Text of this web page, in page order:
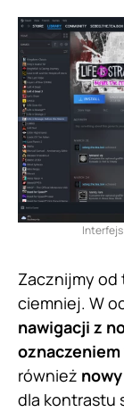
Interfejs
Zacznijmy od
ciemniej. W
nawigacji z
również
dla kontrastu